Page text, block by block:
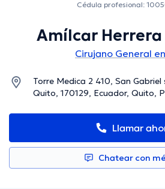
Cédula profesional:
Amílcar Herrera
Cirujano General
Torre Medica 2 410, San
Quito, 170129, Ecuador, Quito,
Llamar
Chatear con